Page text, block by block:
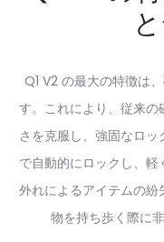
Q1 V2 の最大の特徴は、
す。これにより、従来
さを克服し、強固なロ
で自動的にロックし、
外れによるアイテムの
物を持ち歩く際に